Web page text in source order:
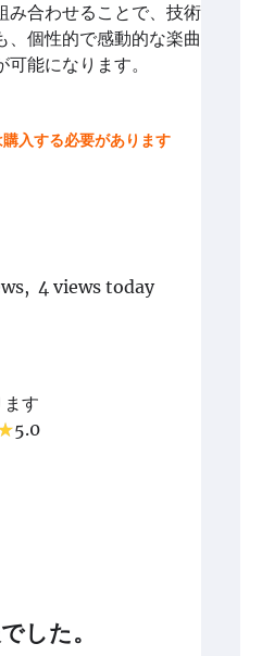
み合わせることで、技術
、個性的で感動的な楽曲
能になります。
入する必要があります
4 views today
す
5.0
した。